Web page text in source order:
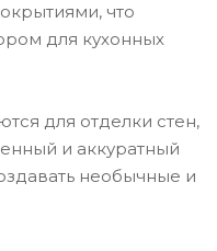
что
для кухонных
для отделки стен,
и аккуратный
необычные и